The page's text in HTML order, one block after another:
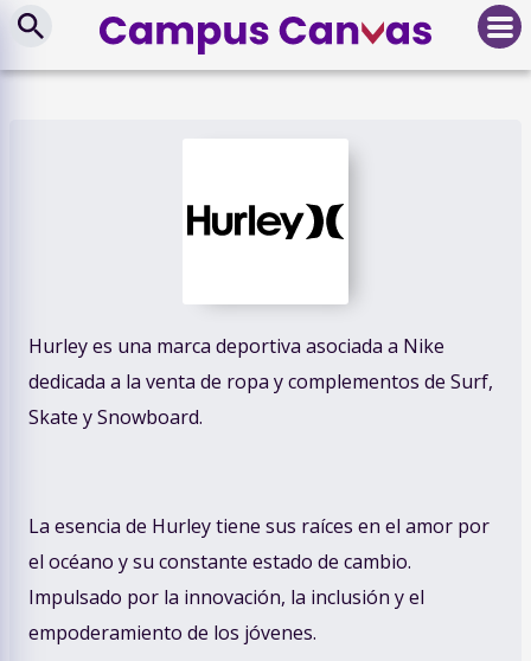
Hurley es una marca deportiva asociada a Nike
dedicada a la venta de ropa y complementos de Surf,
Skate y Snowboard.
La esencia de Hurley tiene sus raíces en el amor por
el océano y su constante estado de cambio.
Impulsado por la innovación, la inclusión y el
empoderamiento de los jóvenes.